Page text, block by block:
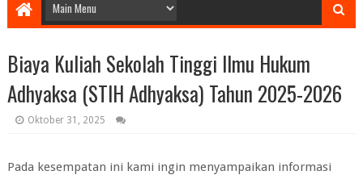
Biaya Kuliah Sekolah Tinggi Ilmu Hukum
Adhyaksa (STIH Adhyaksa) Tahun 2025-2026
Oktober 31, 2025
Pada kesempatan ini kami ingin menyampaikan informasi